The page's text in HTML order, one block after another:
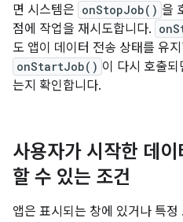
면 시스템은 onStopJob() 을
점에 작업을 재시도합니다.
도 앱이 데이터 전송 상태를 유
onStartJob() 이 다시 호출
는지 확인합니다.
사용자가 시작한 데
할 수 있는 조건
앱은 표시되는 창에 있거나 특